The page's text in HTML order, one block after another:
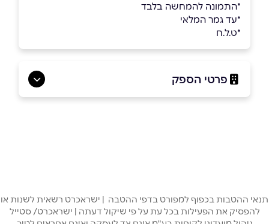
*התמונה להמחשה בלבד
*עד גמר המלאי
*ט.ל.ח
פרטי הספק
אימייל*
תנאי ההטבות בכפוף למפורט בדפי ההטבה | ישראכרט רשאית לשנות או
להפסיק את הפעילות בכל עת על פי שיקול דעתה | ישראכרט/ סטייל